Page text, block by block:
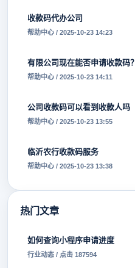
收款码代办公司
帮助中心 / 2025-10-23 14:23
有限公司现在能否申请收款码？
帮助中心 / 2025-10-23 14:11
公司收款码可以看到收款人吗
帮助中心 / 2025-10-23 13:55
临沂农行收款码服务
帮助中心 / 2025-10-23 13:38
热门文章
如何查询小程序申请进度
行业动态 / 点击 187594